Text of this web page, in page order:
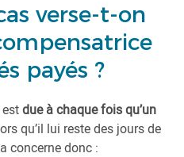
verse-t-on
payés ?
due à chaque fois qu’un
qu’il lui reste des jours de
concerne donc :